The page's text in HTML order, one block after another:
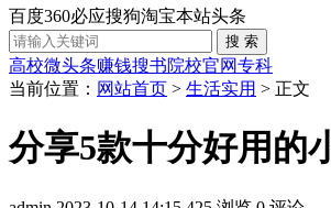
百度360必应搜狗淘宝本站头条
高校微头条赚钱搜书院校官网专科
当前位置： 网站首页 > 生活实用 > 正文
分享5款十分好用的